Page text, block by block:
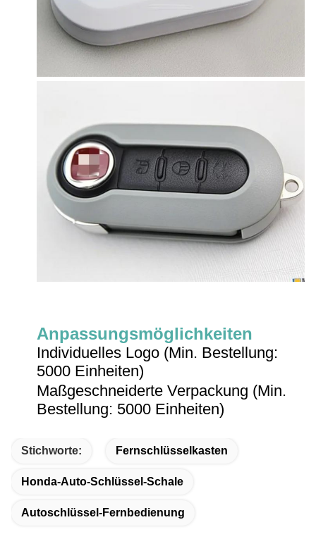
Anpassungsmöglichkeiten
Individuelles Logo (Min. Bestellung:
5000 Einheiten)
Maßgeschneiderte Verpackung (Min.
Bestellung: 5000 Einheiten)
Stichworte: Fernschlüsselkasten
Honda-Auto-Schlüssel-Schale
Autoschlüssel-Fernbedienung